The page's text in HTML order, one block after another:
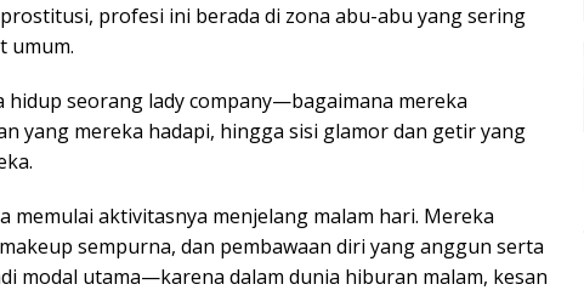
profesi ini berada di zona abu-abu yang sering
umum.
hidup seorang lady company—bagaimana mereka
yang mereka hadapi, hingga sisi glamor dan getir yang
memulai aktivitasnya menjelang malam hari. Mereka
sempurna, dan pembawaan diri yang anggun serta
modal utama—karena dalam dunia hiburan malam, kesan